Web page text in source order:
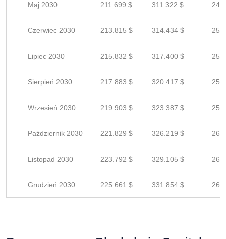
Maj 2030 211.699 $ 311.322 $
Czerwiec 2030 213.815 $ 314.434 $
Lipiec 2030 215.832 $ 317.400 $
Sierpień 2030 217.883 $ 320.417 $
Wrzesień 2030 219.903 $ 323.387 $
Październik 2030 221.829 $ 326.219 $
Listopad 2030 223.792 $ 329.105 $
Grudzień 2030 225.661 $ 331.854 $